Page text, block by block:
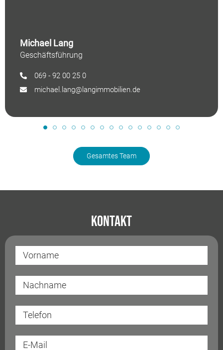
Michael Lang
Geschäftsführung
069 - 92 00 25 0
michael.lang@langimmobilien.de
Gesamtes Team
Kontakt